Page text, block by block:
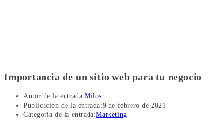
Importancia de un sitio web para tu negocio
Autor de la entrada:Milos
Publicación de la entrada:9 de febrero de 2021
Categoría de la entrada:Marketing